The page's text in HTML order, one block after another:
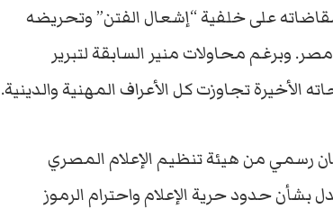
على خلفية “إشعال الفتن” وتحريضه
وبرغم محاولات منير السابقة لتبرير
الأخيرة تجاوزت كل الأعراف المهنية والدينية.
رسمي من هيئة تنظيم الإعلام المصري
حدود حرية الإعلام واحترام الرموز